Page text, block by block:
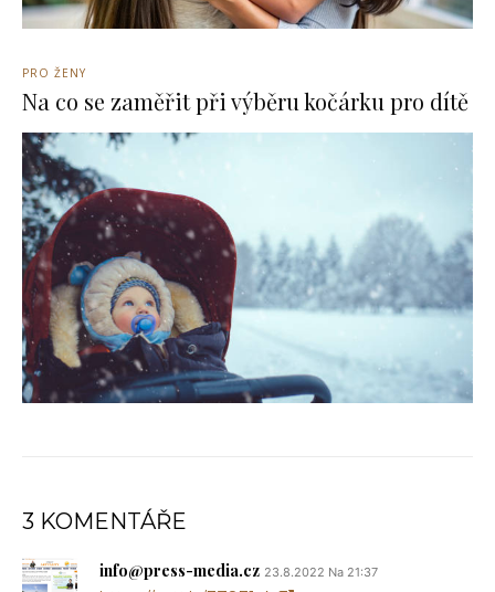
PRO ŽENY
Na co se zaměřit při výběru kočárku pro dítě
3 KOMENTÁŘE
info@press-media.cz 23.8.2022 Na 21:37